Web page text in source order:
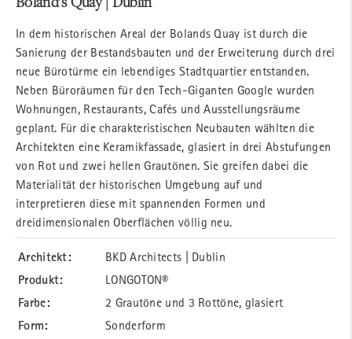
In dem historischen Areal der Bolands Quay ist durch die
Sanierung der Bestandsbauten und der Erweiterung durch drei
neue Bürotürme ein lebendiges Stadtquartier entstanden.
Neben Büroräumen für den Tech-Giganten Google wurden
Wohnungen, Restaurants, Cafés und Ausstellungsräume
geplant. Für die charakteristischen Neubauten wählten die
Architekten eine Keramikfassade, glasiert in drei Abstufungen
von Rot und zwei hellen Grautönen. Sie greifen dabei die
Materialität der historischen Umgebung auf und
interpretieren diese mit spannenden Formen und
dreidimensionalen Oberflächen völlig neu.
Architekt: BKD Architects | Dublin
Produkt: LONGOTON®
Farbe: 2 Grautöne und 3 Rottöne, glasiert
Form: Sonderform